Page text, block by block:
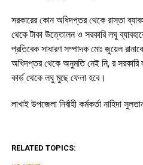
সরকারের কোন অধিদপ্তর থেকে রাস্তা
থেকে টাকা উত্তোলন ও সরকারি লঘু
প্রতিবেক সাধারণ সম্পাদক মোঃ জুয়েল
অধিদপ্তর থেকে অনুমতি নেই নি, র সরকারি
কার্ড থেকে লঘু মুছে ফেলা হবে।
লাখাই উপজেলা নির্বাহী কর্মকর্তা নাহিদা
RELATED TOPICS: